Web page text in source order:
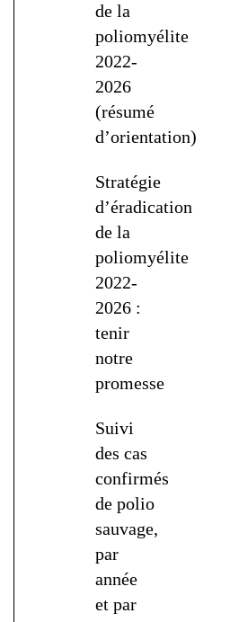
de la
poliomyélite
2022-
2026
(résumé
d’orientation)
Stratégie
d’éradication
de la
poliomyélite
2022-
2026 :
tenir
notre
promesse
Suivi
des cas
confirmés
de polio
sauvage,
par
année
et par